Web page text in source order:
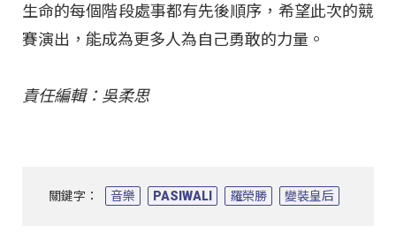
生命的每個階段處事都有先後順序，希望此次的競
賽演出，能成為更多人為自己勇敢的力量。
責任編輯：吳柔思
關鍵字： 音樂 PASIWALI 羅榮勝 變裝皇后